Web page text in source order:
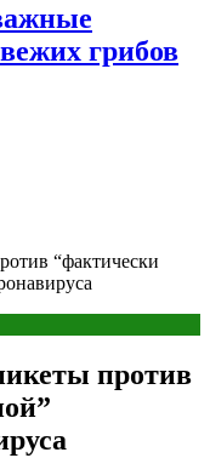
грибов
“фактически
против